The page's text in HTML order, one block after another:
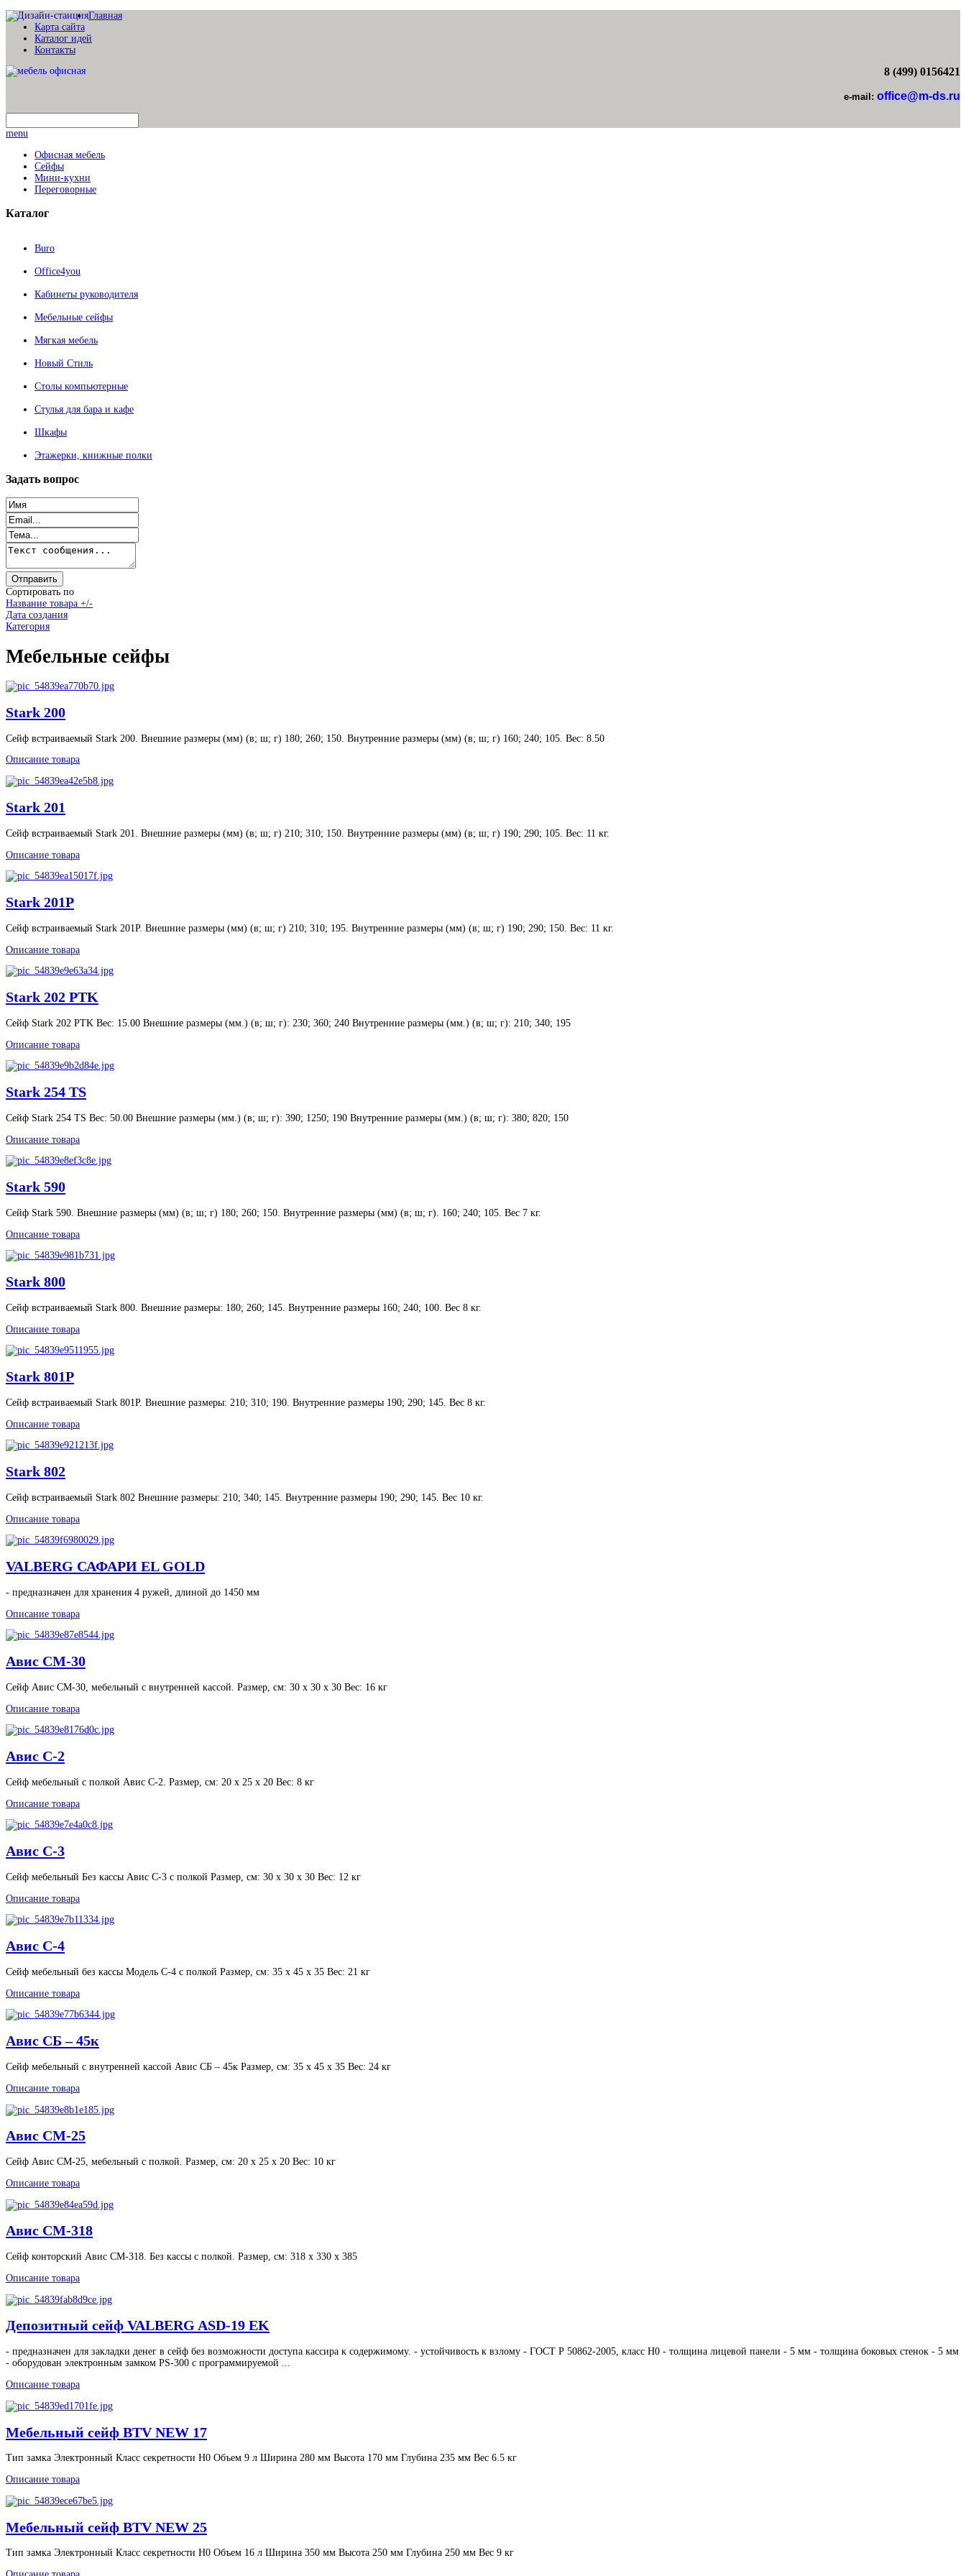
Главная
Карта сайта
Каталог идей
Контакты
8 (499) 0156421
e-mail: office@m-ds.ru
menu
Офисная мебель
Сейфы
Мини-кухни
Переговорные
Каталог
Buro
Office4you
Кабинеты руководителя
Мебельные сейфы
Мягкая мебель
Новый Стиль
Столы компьютерные
Стулья для бара и кафе
Шкафы
Этажерки, книжные полки
Задать вопрос
Сортировать по
Название товара +/-
Дата создания
Категория
Мебельные сейфы
Stark 200
Сейф встраиваемый Stark 200. Внешние размеры (мм) (в; ш; г) 180; 260; 150. Внутренние размеры (мм) (в; ш; г) 160; 240; 105. Вес: 8.50
Описание товара
Stark 201
Сейф встраиваемый Stark 201. Внешние размеры (мм) (в; ш; г) 210; 310; 150. Внутренние размеры (мм) (в; ш; г) 190; 290; 105. Вес: 11 кг.
Описание товара
Stark 201P
Сейф встраиваемый Stark 201P. Внешние размеры (мм) (в; ш; г) 210; 310; 195. Внутренние размеры (мм) (в; ш; г) 190; 290; 150. Вес: 11 кг.
Описание товара
Stark 202 PTK
Сейф Stark 202 PTK Вес: 15.00 Внешние размеры (мм.) (в; ш; г): 230; 360; 240 Внутренние размеры (мм.) (в; ш; г): 210; 340; 195
Описание товара
Stark 254 TS
Сейф Stark 254 TS Вес: 50.00 Внешние размеры (мм.) (в; ш; г): 390; 1250; 190 Внутренние размеры (мм.) (в; ш; г): 380; 820; 150
Описание товара
Stark 590
Сейф Stark 590. Внешние размеры (мм) (в; ш; г) 180; 260; 150. Внутренние размеры (мм) (в; ш; г). 160; 240; 105. Вес 7 кг.
Описание товара
Stark 800
Сейф встраиваемый Stark 800. Внешние размеры: 180; 260; 145. Внутренние размеры 160; 240; 100. Вес 8 кг.
Описание товара
Stark 801P
Сейф встраиваемый Stark 801P. Внешние размеры: 210; 310; 190. Внутренние размеры 190; 290; 145. Вес 8 кг.
Описание товара
Stark 802
Сейф встраиваемый Stark 802 Внешние размеры: 210; 340; 145. Внутренние размеры 190; 290; 145. Вес 10 кг.
Описание товара
VALBERG САФАРИ EL GOLD
- предназначен для хранения 4 ружей, длиной до 1450 мм
Описание товара
Авис CМ-30
Сейф Авис CМ-30, мебельный с внутренней кассой. Размер, см: 30 х 30 х 30 Вес: 16 кг
Описание товара
Авис С-2
Сейф мебельный с полкой Авис С-2. Размер, см: 20 х 25 х 20 Вес: 8 кг
Описание товара
Авис С-3
Сейф мебельный Без кассы Авис С-3 с полкой Размер, см: 30 х 30 х 30 Вес: 12 кг
Описание товара
Авис С-4
Сейф мебельный без кассы Модель С-4 с полкой Размер, см: 35 х 45 х 35 Вес: 21 кг
Описание товара
Авис СБ – 45к
Сейф мебельный с внутренней кассой Авис СБ – 45к Размер, см: 35 х 45 х 35 Вес: 24 кг
Описание товара
Авис СМ-25
Сейф Авис СМ-25, мебельный с полкой. Размер, см: 20 х 25 х 20 Вес: 10 кг
Описание товара
Авис СМ-318
Сейф конторский Авис СМ-318. Без кассы с полкой. Размер, см: 318 х 330 х 385
Описание товара
Депозитный сейф VALBERG ASD-19 EK
- предназначен для закладки денег в сейф без возможности доступа кассира к содержимому. - устойчивость к взлому - ГОСТ Р 50862-2005, класс Н0 - толщина лицевой панели - 5 мм - толщина боковых стенок - 5 мм
- оборудован электронным замком PS-300 с программируемой ...
Описание товара
Мебельный сейф BTV NEW 17
Тип замка Электронный Класс секретности H0 Объем 9 л Ширина 280 мм Высота 170 мм Глубина 235 мм Вес 6.5 кг
Описание товара
Мебельный сейф BTV NEW 25
Тип замка Электронный Класс секретности H0 Объем 16 л Ширина 350 мм Высота 250 мм Глубина 250 мм Вес 9 кг